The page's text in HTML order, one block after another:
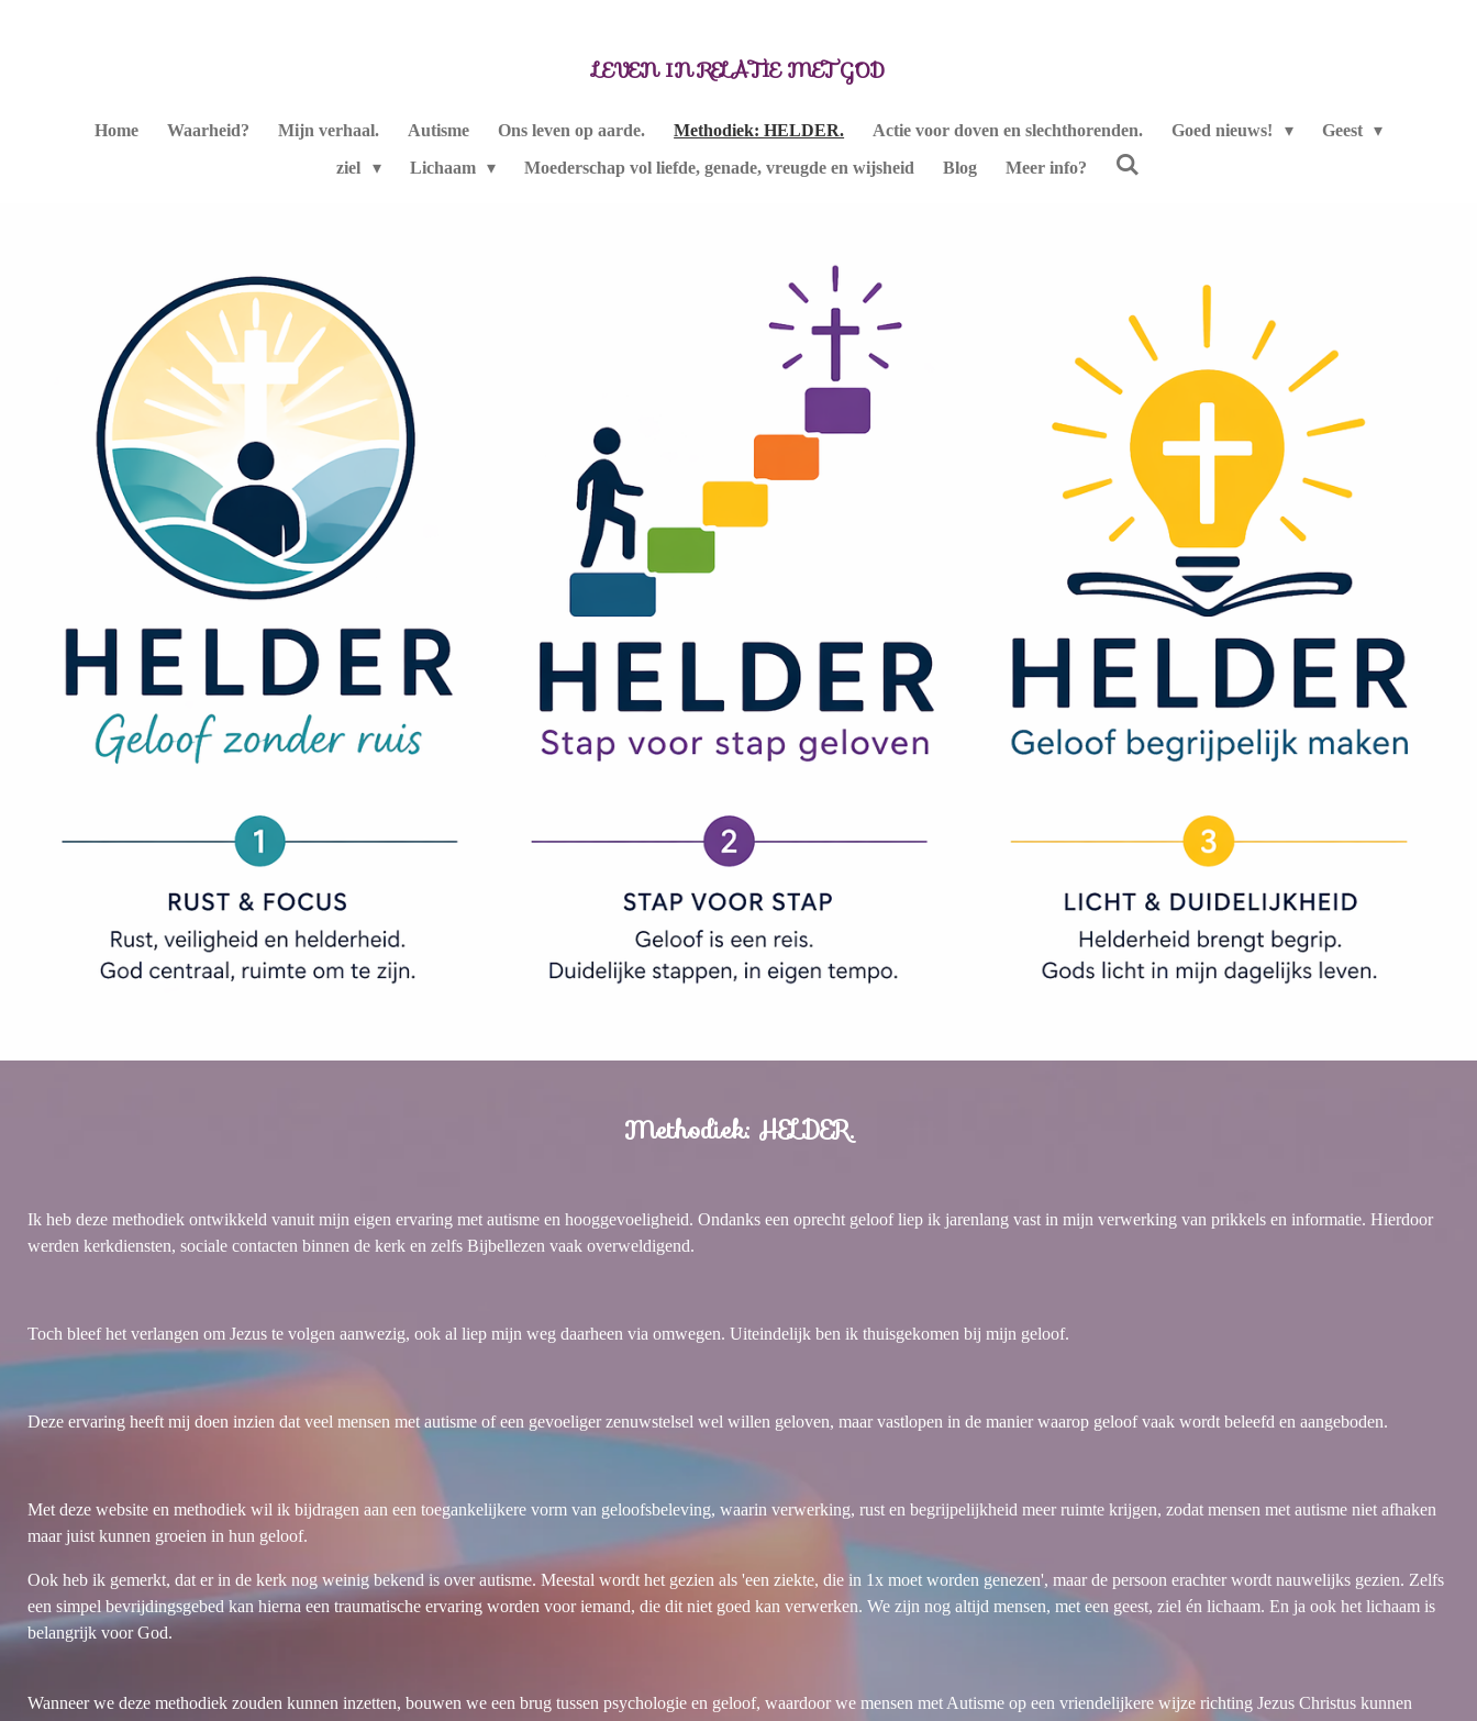
hoofdinhoud
LEVEN IN RELATIE MET GOD
Home Waarheid? Mijn verhaal. Autisme Ons leven op aarde. Methodiek: HELDER. Actie voor doven en slechthorenden. Goed nieuws!
Geest
ziel
Lichaam Moederschap vol liefde, genade, vreugde en wijsheid Blog Meer info?
Methodiek: HELDER.
Ik heb deze methodiek ontwikkeld vanuit mijn eigen ervaring met autisme en hooggevoeligheid. Ondanks een oprecht geloof liep ik jarenlang vast in mijn verwerking van prikkels en informatie. Hierdoor
werden kerkdiensten, sociale contacten binnen de kerk en zelfs Bijbellezen vaak overweldigend.
Toch bleef het verlangen om Jezus te volgen aanwezig, ook al liep mijn weg daarheen via omwegen. Uiteindelijk ben ik thuisgekomen bij mijn geloof.
Deze ervaring heeft mij doen inzien dat veel mensen met autisme of een gevoeliger zenuwstelsel wel willen geloven, maar vastlopen in de manier waarop geloof vaak wordt beleefd en aangeboden.
Met deze website en methodiek wil ik bijdragen aan een toegankelijkere vorm van geloofsbeleving, waarin verwerking, rust en begrijpelijkheid meer ruimte krijgen, zodat mensen met autisme niet afhaken
maar juist kunnen groeien in hun geloof.
Ook heb ik gemerkt, dat er in de kerk nog weinig bekend is over autisme. Meestal wordt het gezien als 'een ziekte, die in 1x moet worden genezen', maar de persoon erachter wordt nauwelijks gezien. Zelfs
een simpel bevrijdingsgebed kan hierna een traumatische ervaring worden voor iemand, die dit niet goed kan verwerken. We zijn nog altijd mensen, met een geest, ziel én lichaam. En ja ook het lichaam is
belangrijk voor God.
Wanneer we deze methodiek zouden kunnen inzetten, bouwen we een brug tussen psychologie en geloof, waardoor we mensen met Autisme op een vriendelijkere wijze richting Jezus Christus kunnen